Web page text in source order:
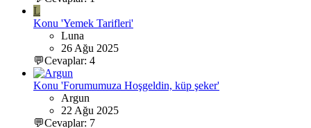
L
Konu 'Yemek Tarifleri'
Luna
26 Ağu 2025
💬Cevaplar: 4
Konu 'Forumumuza Hoşgeldin, küp şeker'
Argun
22 Ağu 2025
💬Cevaplar: 7